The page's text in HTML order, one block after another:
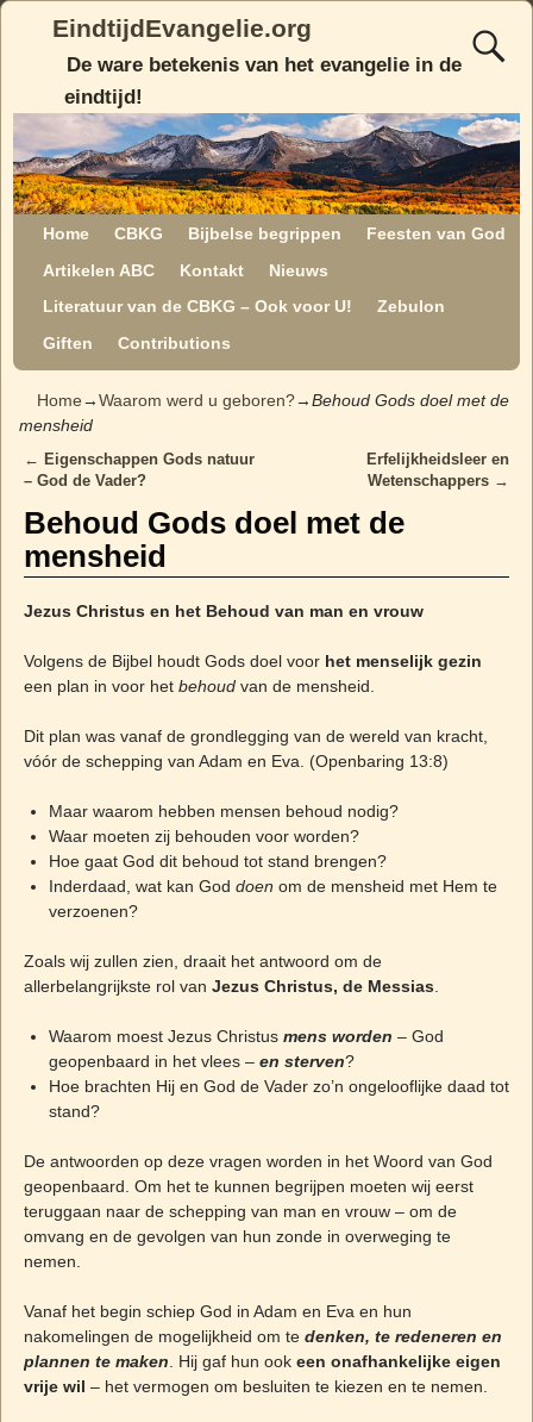
EindtijdEvangelie.org
De ware betekenis van het evangelie in de
eindtijd!
Home CBKG Bijbelse begrippen
Feesten van God
Artikelen ABC
Kontakt
Nieuws
Literatuur van de CBKG – Ook voor U!
Zebulon
Giften
Contributions
Home→Waarom werd u geboren?→Behoud Gods doel met de
mensheid
Post navigation
← Eigenschappen Gods natuur
– God de Vader?
Erfelijkheidsleer en
Wetenschappers →
Behoud Gods doel met de
mensheid
Jezus Christus en het Behoud van man en vrouw
Volgens de Bijbel houdt Gods doel voor het menselijk gezin
een plan in voor het behoudvan de mensheid.
Dit plan was vanaf de grondlegging van de wereld van kracht,
vóór de schepping van Adam en Eva. (Openbaring 13:8)
Maar waarom hebben mensen behoud nodig?
Waar moeten zij behouden voor worden?
Hoe gaat God dit behoud tot stand brengen?
Inderdaad, wat kan God doen om de mensheid met Hem te
verzoenen?
Zoals wij zullen zien, draait het antwoord om de
allerbelangrijkste rol van Jezus Christus, de Messias.
Waarom moest Jezus Christus mens worden – God
geopenbaard in het vlees – en sterven?
Hoe brachten Hij en God de Vader zo’n ongelooflijke daad tot
stand?
De antwoorden op deze vragen worden in het Woord van God
geopenbaard. Om het te kunnen begrijpen moeten wij eerst
teruggaan naar de schepping van man en vrouw – om de
omvang en de gevolgen van hun zonde in overweging te
nemen.
Vanaf het begin schiep God in Adam en Eva en hun
nakomelingen de mogelijkheid om te denken, te redeneren en
plannen te maken . Hij gaf hun ook een onafhankelijke eigen
vrije wil – het vermogen om besluiten te kiezen en te nemen.